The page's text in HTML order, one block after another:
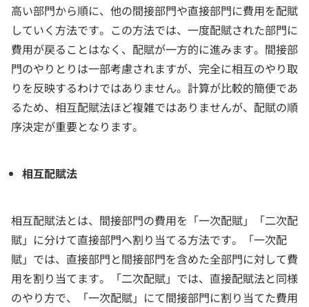
高い部門から順に、他の間接部門や直接部門に費用を配賦
していく方法です。この方法では、一度配賦された部門に
費用が戻ることはなく、配賦が一方的に進みます。間接部
門のやりとりは一部考慮されますが、完全に相互のやり取
りを反映するわけではありません。計算が比較的簡便であ
るため、相互配賦法ほど複雑ではありませんが、配賦の順
序決定が重要となります。
相互配賦法
相互配賦法とは、間接部門の費用を「一次配賦」「二次配
賦」に分けて直接部門へ割り当てる方法です。「一次配
賦」では、直接部門と間接部門を含めた全部門に対して費
用を割り当てます。「二次配賦」では、直接配賦法と同様
のやり方で、「一次配賦」にて間接部門に割り当てた費用